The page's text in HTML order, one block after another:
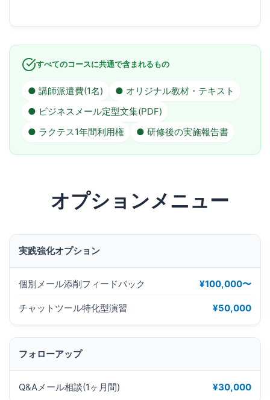
すべてのコースに共通で含まれるもの
● 講師派遣費(1名)
● オリジナル教材・テキスト
● ビジネスメール定型文集(PDF)
● ラクテス1年間利用権
● 研修後の実施報告書
オプションメニュー
実践強化オプション
個別メール添削フィードバック ¥100,000〜
チャットツール特化型演習 ¥50,000
フォローアップ
Q&Aメール相談(1ヶ月間) ¥30,000